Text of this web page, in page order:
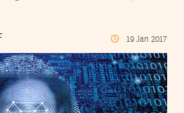
19 Jan 2017